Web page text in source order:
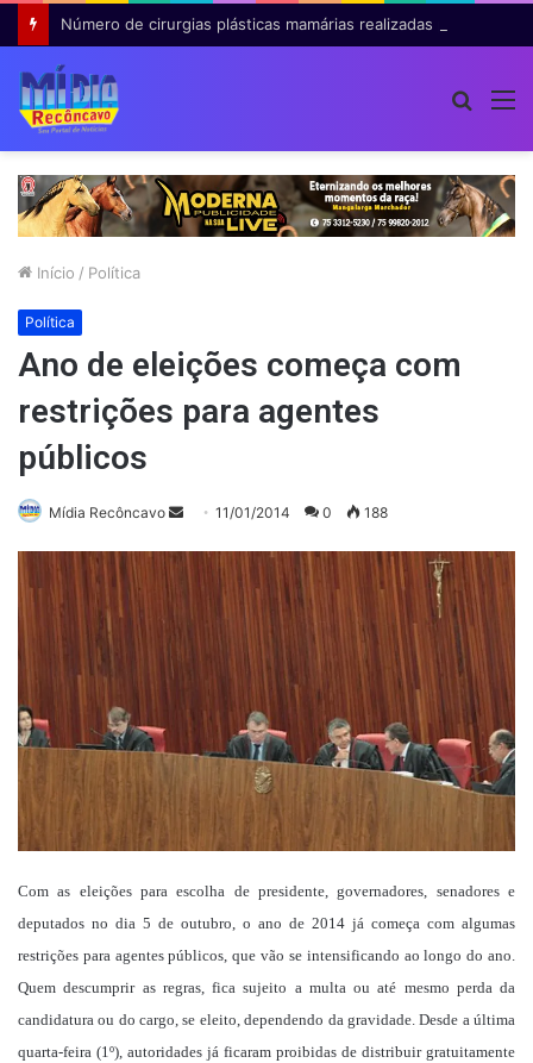
Início / Política
Política
Ano de eleições começa com
restrições para agentes
públicos
Mídia Recôncavo
Mande11/01/2014 0 188
Com as eleições para escolha de presidente, governadores, senadores e
deputados no dia 5 de outubro, o ano de 2014 já começa com algumas
restrições para agentes públicos, que vão se intensificando ao longo do ano.
Quem descumprir as regras, fica sujeito a multa ou até mesmo perda da
candidatura ou do cargo, se eleito, dependendo da gravidade.Desde a última
quarta-feira (1º), autoridades já ficaram proibidas de distribuir gratuitamente